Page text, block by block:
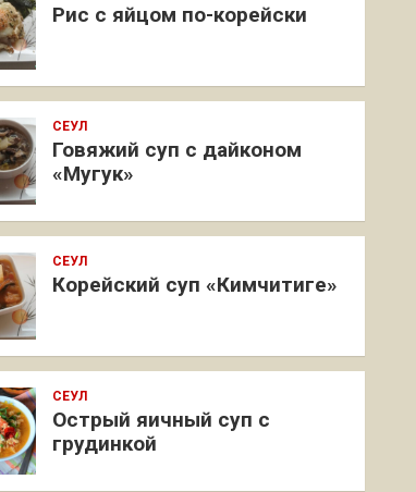
Рис с яйцом по-корейски
СЕУЛ
Говяжий суп с дайконом
«Мугук»
СЕУЛ
Корейский суп «Кимчитиге»
СЕУЛ
Острый яичный суп с
грудинкой